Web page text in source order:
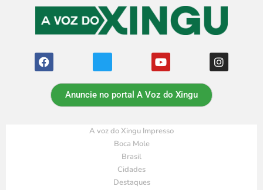
Anuncie no portal A Voz do Xingu
A voz do Xingu Impresso
Boca Mole
Brasil
Cidades
Destaques